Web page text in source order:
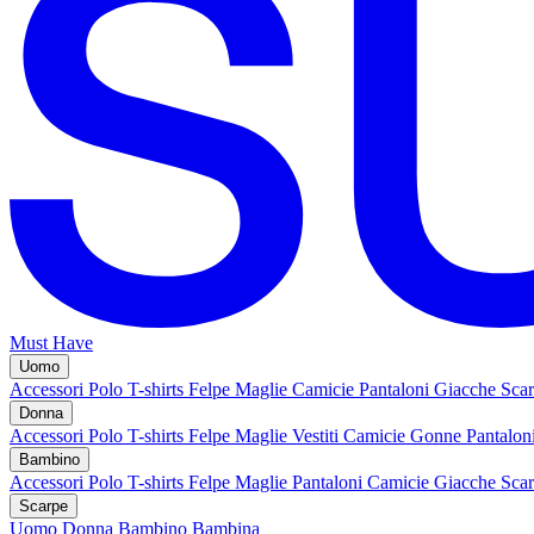
Must Have
Uomo
Accessori Polo T-shirts Felpe Maglie Camicie Pantaloni Giacche
Donna
Accessori Polo T-shirts Felpe Maglie Vestiti Camicie Gonne
Bambino
Accessori Polo T-shirts Felpe Maglie Pantaloni Camicie Giacche
Scarpe
Uomo Donna Bambino Bambina